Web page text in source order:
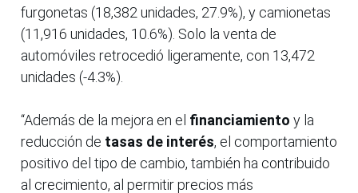
furgonetas (18,382 unidades, 27.9%), y camionetas
(11,916 unidades, 10.6%). Solo la venta de
automóviles retrocedió ligeramente, con 13,472
unidades (-4.3%).
“Además de la mejora en el financiamiento y la
reducción de tasas de interés, el comportamiento
positivo del tipo de cambio, también ha contribuido
al crecimiento, al permitir precios más